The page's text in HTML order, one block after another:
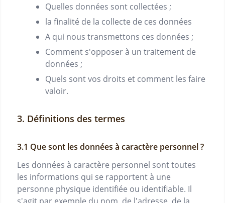
Quelles données sont collectées ;
la finalité de la collecte de ces données
A qui nous transmettons ces données ;
Comment s'opposer à un traitement de
données ;
Quels sont vos droits et comment les faire
valoir.
Définitions des termes
Que sont les données à caractère personnel ?
Les données à caractère personnel sont toutes
les informations qui se rapportent à une
personne physique identifiée ou identifiable. Il